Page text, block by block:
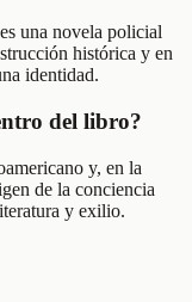
una novela policial
histórica y en
identidad.
del libro?
y, en la
de la conciencia
y exilio.